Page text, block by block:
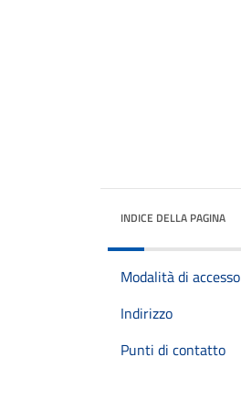
INDICE DELLA PAGINA
Modalità di accesso
Indirizzo
Punti di contatto